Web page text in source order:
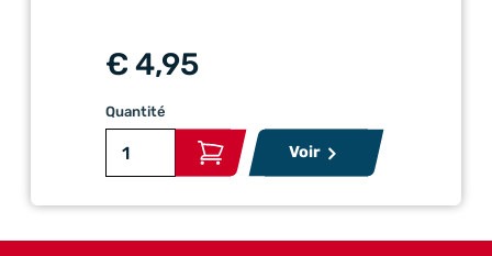
€ 4,95
Quantité
Voir